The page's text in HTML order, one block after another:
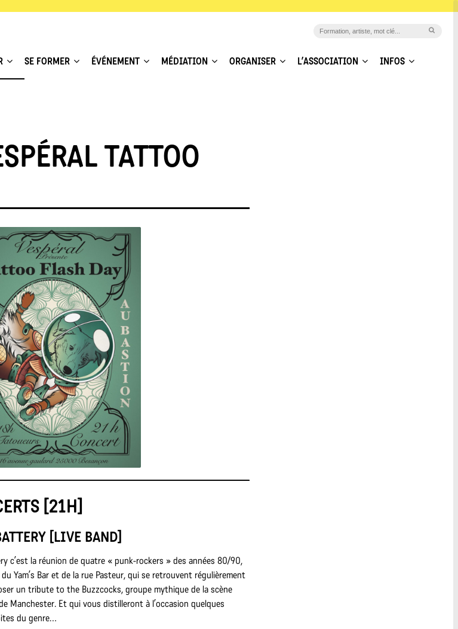
SE FORMER ÉVÉNEMENT MÉDIATION ORGANISER L’ASSOCIATION INFOS
TATTOO
[21H]
[LIVE BAND]
c’est la réunion de quatre « punk-rockers » des années 80/90,
du Yam’s Bar et de la rue Pasteur, qui se retrouvent régulièrement
un tribute to the Buzzcocks, groupe mythique de la scène
Manchester. Et qui vous distilleront à l’occasion quelques
du genre…